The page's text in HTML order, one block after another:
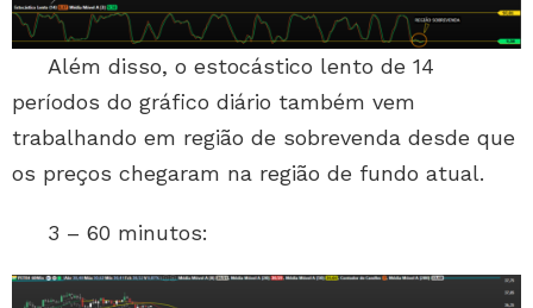
Além disso, o estocástico lento de 14
períodos do gráfico diário também vem
trabalhando em região de sobrevenda desde que
os preços chegaram na região de fundo atual.
3 – 60 minutos: